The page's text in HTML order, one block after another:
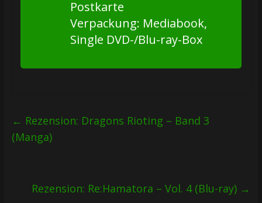
Postkarte
Verpackung: Mediabook,
Single DVD-/Blu-ray-Box
← Rezension: Dragons Rioting – Band 3
(Manga)
Rezension: Re:Hamatora – Vol. 4 (Blu-ray) →